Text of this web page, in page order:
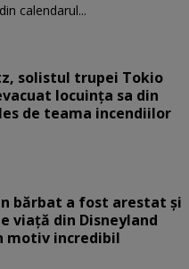
calendarul...
solistul trupei Tokio
locuinţa sa din
de teama incendiilor
bărbat a fost arestat și
viață din Disneyland
motiv incredibil